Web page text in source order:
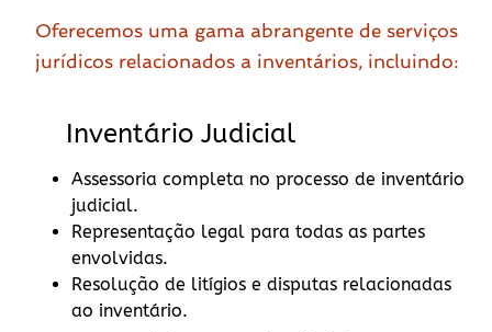
Oferecemos uma gama abrangente de serviços
jurídicos relacionados a inventários, incluindo:
Inventário Judicial
Assessoria completa no processo de inventário
judicial.
Representação legal para todas as partes
envolvidas.
Resolução de litígios e disputas relacionadas
ao inventário.